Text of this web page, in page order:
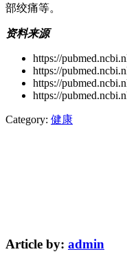
部绞痛等。
资料来源
https://
https://
https://
https://
Category: 健康
Article by: admin